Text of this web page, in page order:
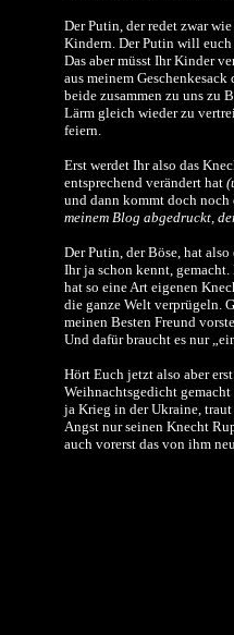
Der Putin, der redet zwar
Kindern. Der Putin will
Das aber müsst Ihr Kinder
aus meinem
beide zusammen zu uns zu
Lärm gleich wieder zu
feiern.
Erst werdet Ihr also das
entsprechend verändert hat
und dann kommt doch noch
meinem Blog abgedruckt,
Der Putin, der Böse, hat
Ihr ja schon kennt,
hat so eine Art eigenen
die ganze Welt verprügeln.
meinen Besten Freund
Und dafür braucht es nur
Hört Euch jetzt also aber
Weihnachtsgedicht
ja Krieg in der Ukraine,
Angst nur seinen Knecht
auch vorerst das von ihm